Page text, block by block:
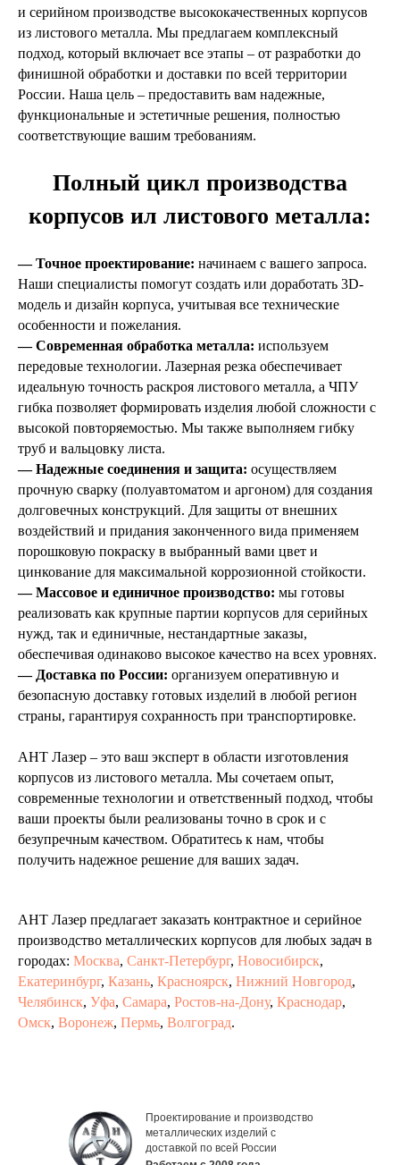
и серийном производстве высококачественных корпусов
из листового металла. Мы предлагаем комплексный
подход, который включает все этапы – от разработки до
финишной обработки и доставки по всей территории
России. Наша цель – предоставить вам надежные,
функциональные и эстетичные решения, полностью
соответствующие вашим требованиям.
Полный цикл производства
корпусов ил листового металла:
— Точное проектирование: начинаем с вашего запроса.
Наши специалисты помогут создать или доработать 3D-
модель и дизайн корпуса, учитывая все технические
особенности и пожелания.
— Современная обработка металла: используем
передовые технологии. Лазерная резка обеспечивает
идеальную точность раскроя листового металла, а ЧПУ
гибка позволяет формировать изделия любой сложности с
высокой повторяемостью. Мы также выполняем гибку
труб и вальцовку листа.
— Надежные соединения и защита: осуществляем
прочную сварку (полуавтоматом и аргоном) для создания
долговечных конструкций. Для защиты от внешних
воздействий и придания законченного вида применяем
порошковую покраску в выбранный вами цвет и
цинкование для максимальной коррозионной стойкости.
— Массовое и единичное производство: мы готовы
реализовать как крупные партии корпусов для серийных
нужд, так и единичные, нестандартные заказы,
обеспечивая одинаково высокое качество на всех уровнях.
— Доставка по России: организуем оперативную и
безопасную доставку готовых изделий в любой регион
страны, гарантируя сохранность при транспортировке.
АНТ Лазер – это ваш эксперт в области изготовления
корпусов из листового металла. Мы сочетаем опыт,
современные технологии и ответственный подход, чтобы
ваши проекты были реализованы точно в срок и с
безупречным качеством. Обратитесь к нам, чтобы
получить надежное решение для ваших задач.
АНТ Лазер предлагает заказать контрактное и серийное
производство металлических корпусов для любых задач в
городах: Москва, Санкт-Петербург, Новосибирск,
Екатеринбург, Казань, Красноярск, Нижний Новгород,
Челябинск, Уфа, Самара, Ростов-на-Дону, Краснодар,
Омск, Воронеж, Пермь, Волгоград.
Проектирование и производство
металлических изделий с
доставкой по всей России